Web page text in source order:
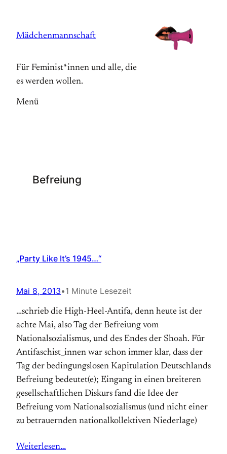
springen
Mädchenmannschaft
Für Feminist*innen und alle, die
es werden wollen.
Menü
Befreiung
„Party Like It’s 1945…“
Mai 8, 2013•1 Minute Lesezeit
…schrieb die High-Heel-Antifa, denn heute ist der
achte Mai, also Tag der Befreiung vom
Nationalsozialismus, und des Endes der Shoah. Für
Antifaschist_innen war schon immer klar, dass der
Tag der bedingungslosen Kapitulation Deutschlands
Befreiung bedeutet(e); Eingang in einen breiteren
gesellschaftlichen Diskurs fand die Idee der
Befreiung vom Nationalsozialismus (und nicht einer
zu betrauernden nationalkollektiven Niederlage)
Weiterlesen…